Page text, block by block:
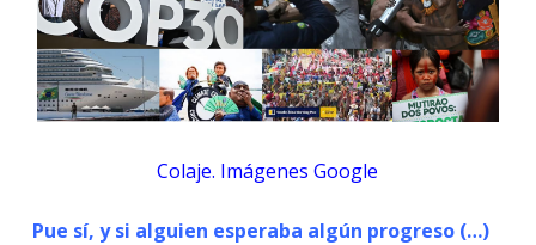
Colaje. Imágenes Google
Pue sí, y si alguien esperaba algún progreso (…)